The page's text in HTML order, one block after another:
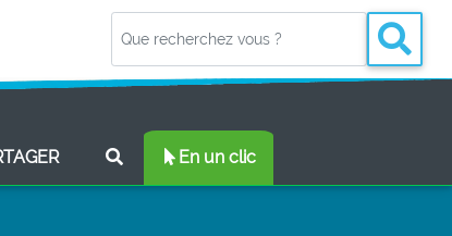
(CURRENT) En un clic